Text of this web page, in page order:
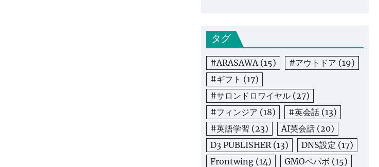
タグ
#ARASAWA(15) #アウトドア (19)
#ギフト (17)
#サロンドロワイヤル (27)
#フィンジア (18) #英会話 (13)
#英語学習 (23) AI英会話 (20)
D3 PUBLISHER(13) DNS設定 (17)
Frontwing (14) GMOペパボ (15)